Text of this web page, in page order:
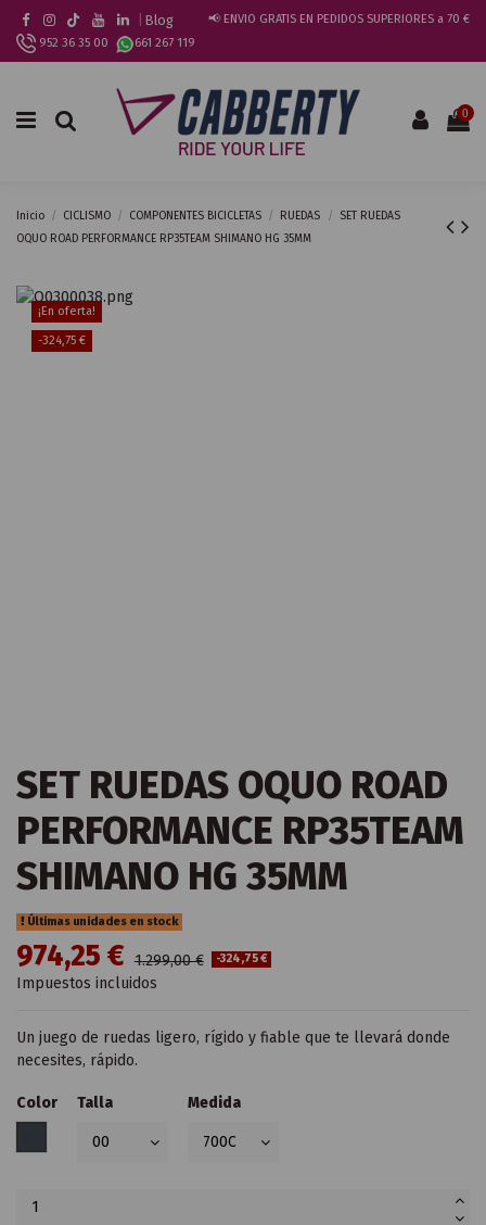
Blog
📢 ENVIO GRATIS EN PEDIDOS SUPERIORES a 70 €
952 36 35 00
661 267 119
0
Inicio CICLISMO COMPONENTES BICICLETAS RUEDAS
SET RUEDAS
OQUO ROAD PERFORMANCE RP35TEAM SHIMANO HG 35MM
¡En oferta!
-324,75 €
SET RUEDAS OQUO ROAD
PERFORMANCE RP35TEAM
SHIMANO HG 35MM
Últimas unidades en stock
974,25 € 1.299,00 € -324,75 €
Impuestos incluidos
Un juego de ruedas ligero, rígido y fiable que te llevará donde
necesites, rápido.
Color
Talla Medida